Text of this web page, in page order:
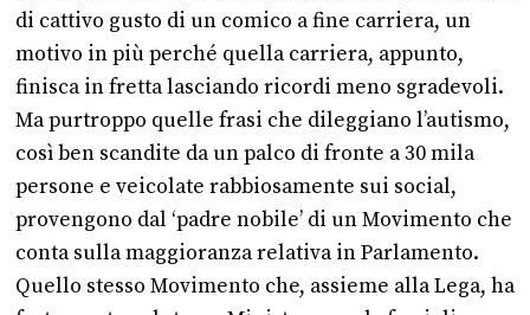
di cattivo gusto di un comico a fine carriera, un
motivo in più perché quella carriera, appunto,
finisca in fretta lasciando ricordi meno sgradevoli.
Ma purtroppo quelle frasi che dileggiano l’autismo,
così ben scandite da un palco di fronte a 30 mila
persone e veicolate rabbiosamente sui social,
provengono dal ‘padre nobile’ di un Movimento che
conta sulla maggioranza relativa in Parlamento.
Quello stesso Movimento che, assieme alla Lega, ha